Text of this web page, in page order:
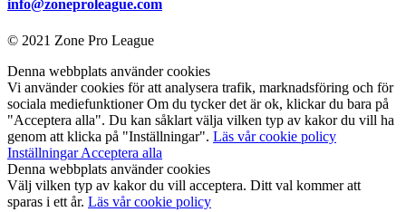
info@zoneproleague.com
© 2021 Zone Pro League
Denna webbplats använder cookies
Vi använder cookies för att analysera trafik, marknadsföring och för
sociala mediefunktioner Om du tycker det är ok, klickar du bara på
"Acceptera alla". Du kan såklart välja vilken typ av kakor du vill ha
genom att klicka på "Inställningar". Läs vår cookie policy
InställningarAcceptera alla
Denna webbplats använder cookies
Välj vilken typ av kakor du vill acceptera. Ditt val kommer att
sparas i ett år. Läs vår cookie policy